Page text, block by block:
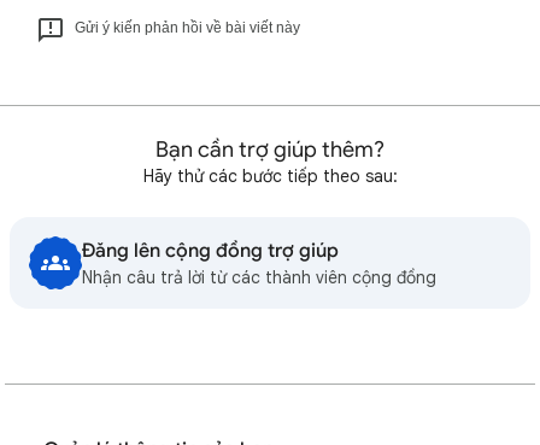
Gửi ý kiến phản hồi về bài viết này
Bạn cần trợ giúp thêm?
Hãy thử các bước tiếp theo sau:
Đăng lên cộng đồng trợ giúp
Nhận câu trả lời từ các thành viên cộng đồng